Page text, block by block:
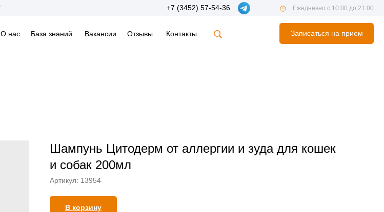
Записаться на прием
+7 (3452) 57-54-36 Ежедневно с 10:00 до 21:00
База знаний
О нас Контакты
Вакансии Отзывы
Шампунь Цитодерм от аллергии и зуда для кошек
и собак 200мл
Артикул: 13954
В корзину